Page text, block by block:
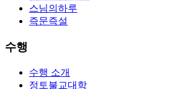
스님의하루
즉문즉설
수행
수행 소개
정토불교대학